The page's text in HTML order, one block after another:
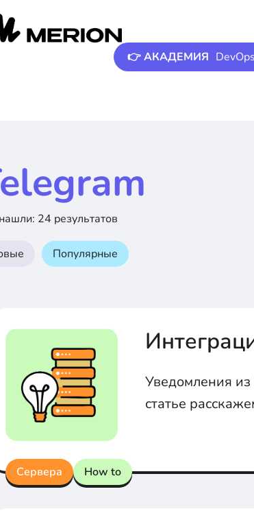
👉 АКАДЕМИЯ DevOps
24 результатов
Популярные
Сервера How to
Уведомления
статье